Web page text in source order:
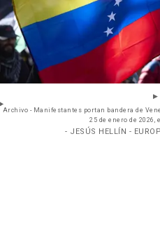
Archivo - Manifestantes portan bandera de
25 de enero de 2026,
- JESÚS HELLÍN -